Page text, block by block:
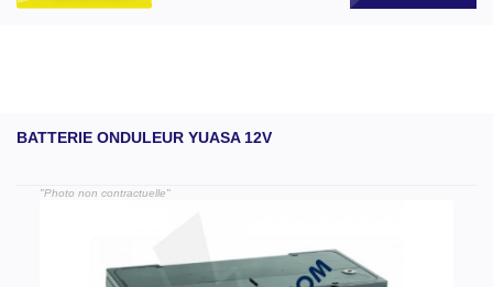
BATTERIE ONDULEUR YUASA 12V
"Photo non contractuelle"